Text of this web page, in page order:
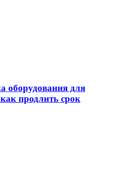
оборудования для
продлить срок